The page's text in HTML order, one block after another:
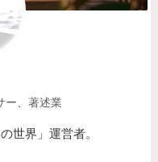
ー、著述業
世界」運営者。